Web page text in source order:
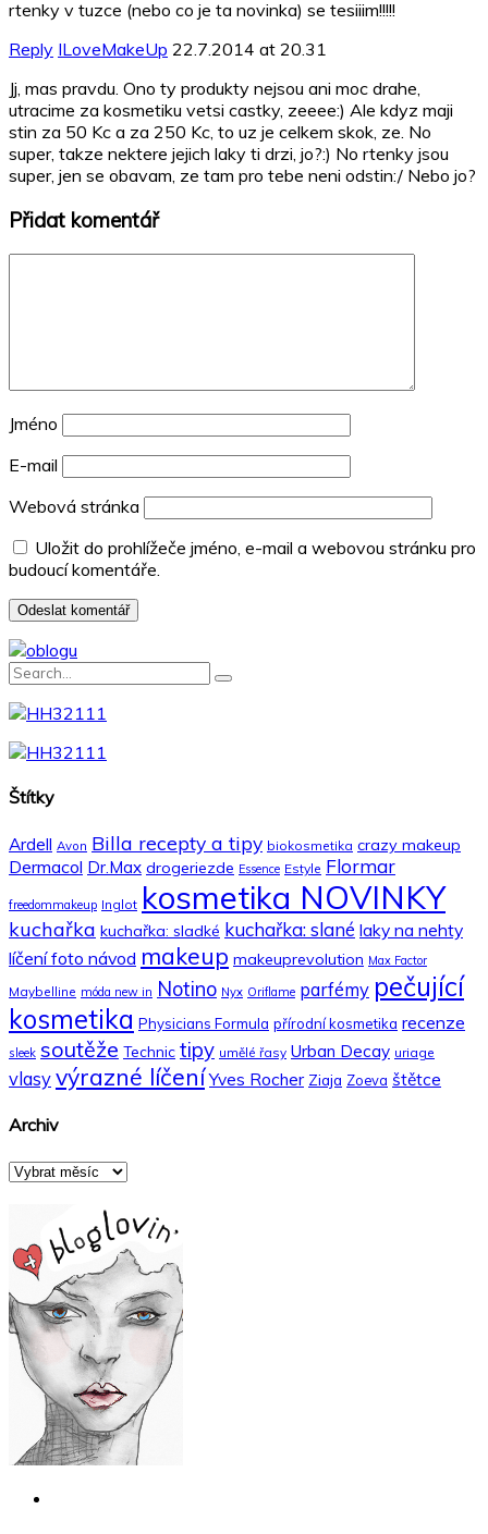
rtenky v tuzce (nebo co je ta novinka) se tesiiim!!!!!
Reply ILoveMakeUp 22.7.2014 at 20.31
Jj, mas pravdu. Ono ty produkty nejsou ani moc drahe,
utracime za kosmetiku vetsi castky, zeeee:) Ale kdyz maji
stin za 50 Kc a za 250 Kc, to uz je celkem skok, ze. No
super, takze nektere jejich laky ti drzi, jo?:) No rtenky jsou
super, jen se obavam, ze tam pro tebe neni odstin:/ Nebo jo?
Přidat komentář
Jméno
E-mail
Webová stránka
Uložit do prohlížeče jméno, e-mail a webovou stránku pro
budoucí komentáře.
Štítky
Ardell Avon Billa recepty a tipy biokosmetika crazy makeup
Dermacol Dr.Max drogeriezde Essence Estyle Flormar
freedommakeup Inglot kosmetika NOVINKY
kuchařka kuchařka: sladké kuchařka: slané laky na nehty
líčení foto návod makeup makeuprevolution Max Factor
Maybelline móda new in Notino Nyx Oriflame parfémy pečující
kosmetika Physicians Formula přírodní kosmetika recenze
sleek soutěže Technic tipy umělé řasy Urban Decay uriage
vlasy výrazné líčení Yves Rocher Ziaja Zoeva štětce
Archiv
Archiv